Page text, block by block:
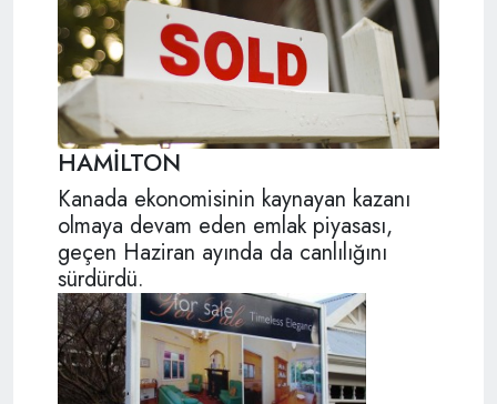
HAMİLTON
Kanada ekonomisinin kaynayan kazanı
olmaya devam eden emlak piyasası,
geçen Haziran ayında da canlılığını
sürdürdü.